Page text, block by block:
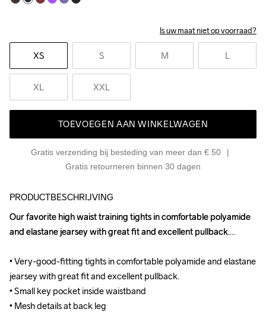
Is uw maat niet op voorraad?
XS S M L
XL XXL
TOEVOEGEN AAN WINKELWAGEN
Gratis verzending bij besteding van meer dan € 50
Gratis retourneren binnen 30 dagen
PRODUCTBESCHRIJVING
Our favorite high waist training tights in comfortable polyamide
and elastane jearsey with great fit and excellent pullback.
• Very-good-fitting tights in comfortable polyamide and elastane
jearsey with great fit and excellent pullback.
• Small key pocket inside waistband
• Mesh details at back leg
Our favorite high waist training tights in comfortable polyamide
and elastane jearsey with great fit and excellent pullback.
• Very-good-fitting tights in comfortable polyamide and elastane
jearsey with great fit and excellent pullback.
• Small key pocket inside waistband
• Mesh details at back leg